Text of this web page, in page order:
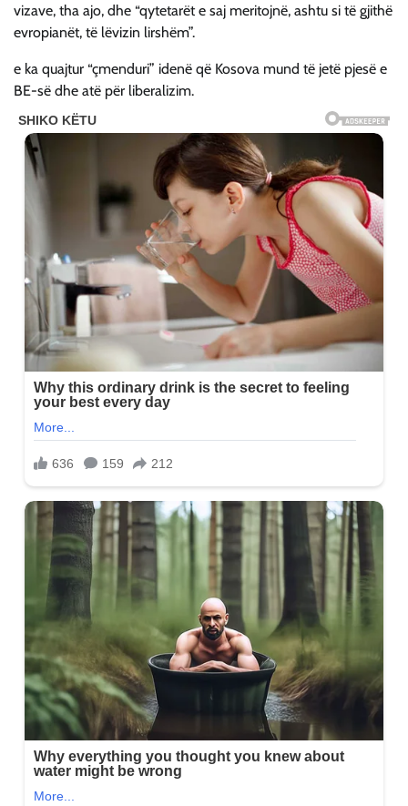
vizave, tha ajo, dhe “qytetarët e saj meritojnë, ashtu si të gjithë
evropianët, të lëvizin lirshëm”.
e ka quajtur “çmenduri” idenë që Kosova mund të jetë pjesë e
BE-së dhe atë për liberalizim.